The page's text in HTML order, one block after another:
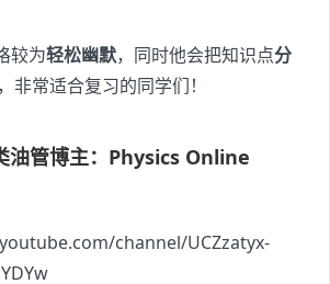
较为轻松幽默，同时他会把知识点分
非常适合复习的同学们！
油管博主：Physics Online
channel/UCZzatyx-